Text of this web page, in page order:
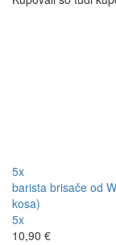
5x
barista brisače od
kosa)
5x
10,90 €